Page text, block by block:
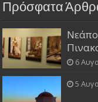
Πρόσφατα
6
5